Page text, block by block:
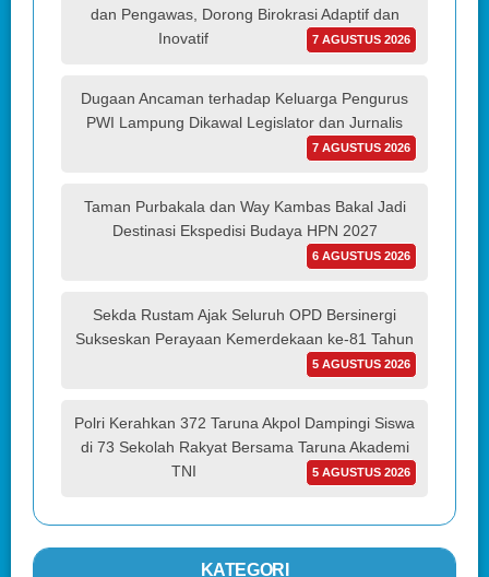
dan Pengawas, Dorong Birokrasi Adaptif dan
Inovatif
7 AGUSTUS 2026
Dugaan Ancaman terhadap Keluarga Pengurus
PWI Lampung Dikawal Legislator dan Jurnalis
7 AGUSTUS 2026
Taman Purbakala dan Way Kambas Bakal Jadi
Destinasi Ekspedisi Budaya HPN 2027
6 AGUSTUS 2026
Sekda Rustam Ajak Seluruh OPD Bersinergi
Sukseskan Perayaan Kemerdekaan ke-81 Tahun
5 AGUSTUS 2026
Polri Kerahkan 372 Taruna Akpol Dampingi Siswa
di 73 Sekolah Rakyat Bersama Taruna Akademi
TNI
5 AGUSTUS 2026
KATEGORI